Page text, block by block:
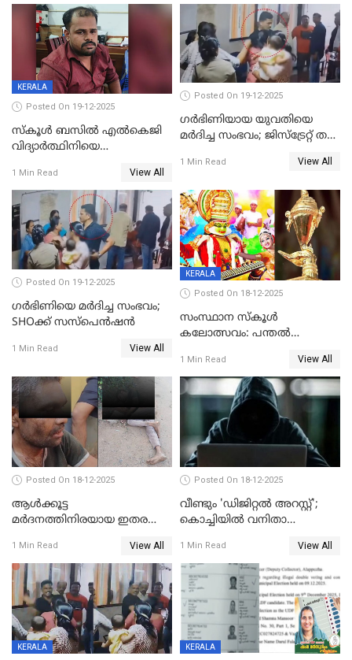
സഹോദരിപുത്രന് ജീവപര്യന്തം
റിപ്പോർട്ട്
KERALA
Posted On 19-12-2025
സ്കൂൾ ബസിൽ എൽകെജി
വിദ്യാര്‍ത്ഥിനിയെ
ക്ലീനര്‍ പിടിയിൽ
1 Min Read View All
Posted On 19-12-2025
ഗര്‍ഭിണിയായ യുവതിയെ
മര്‍ദിച്ച സംഭവം; ജിസ്‌ട്രേറ്റ് തല
യുവതി
1 Min Read View All
Posted On 19-12-2025
ഗര്‍ഭിണിയെ മർദിച്ച സംഭവം;
SHOക്ക് സസ്പെൻഷൻ
1 Min Read View All
KERALA
Posted On 18-12-2025
സംസ്ഥാന സ്കൂൾ
കലോത്സവം: പന്തൽ
1 Min Read View All
Posted On 18-12-2025
ആൾക്കൂട്ട
മർദനത്തിനിരയായ ഇതര
നടുക്കുന്ന സംഭവം
വാളയാറിൽ
1 Min Read View All
Posted On 18-12-2025
വീണ്ടും 'ഡിജിറ്റല്‍ അറസ്റ്റ്';
കൊച്ചിയില്‍ വനിതാ
കോടി രൂപ
1 Min Read View All
KERALA KERALA